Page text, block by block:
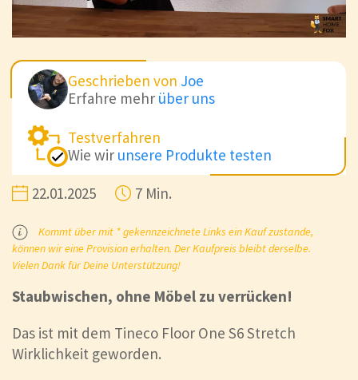
Geschrieben von Joe
Erfahre mehr über uns
Testverfahren
Wie wir unsere Produkte testen
22.01.2025 7 Min.
Kommt über mit * gekennzeichnete Links ein Kauf zustande,
können wir eine Provision erhalten. Der Kaufpreis bleibt derselbe.
Vielen Dank für Deine Unterstützung!
Staubwischen, ohne Möbel zu verrücken!
Das ist mit dem Tineco Floor One S6 Stretch
Wirklichkeit geworden.